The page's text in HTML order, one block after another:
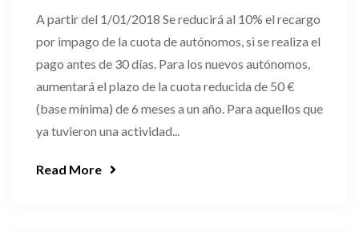
A partir del 1/01/2018 Se reducirá al 10% el recargo
por impago de la cuota de autónomos, si se realiza el
pago antes de 30 días. Para los nuevos autónomos,
aumentará el plazo de la cuota reducida de 50 €
(base mínima) de 6 meses a un año. Para aquellos que
ya tuvieron una actividad...
Read More